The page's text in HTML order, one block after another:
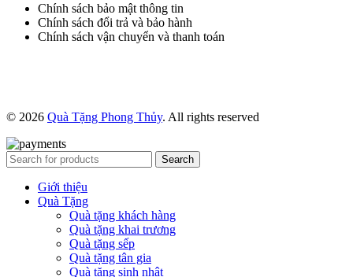
Chính sách bảo mật thông tin
Chính sách đổi trả và bảo hành
Chính sách vận chuyển và thanh toán
© 2026 Quà Tặng Phong Thủy. All rights reserved
Search
Giới thiệu
Quà Tặng
Quà tặng khách hàng
Quà tặng khai trương
Quà tặng sếp
Quà tặng tân gia
Quà tặng sinh nhật